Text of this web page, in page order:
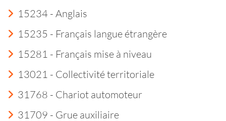
15234 - Anglais
15235 - Français langue étrangère
15281 - Français mise à niveau
13021 - Collectivité territoriale
31768 - Chariot automoteur
31709 - Grue auxiliaire